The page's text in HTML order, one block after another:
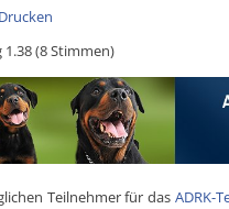
Drucken
(8 Stimmen)
Teilnehmer für dasADRK-